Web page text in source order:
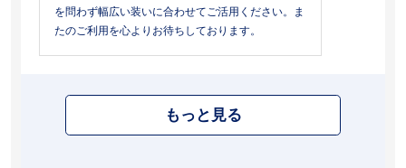
を問わず幅広い装いに合わせてご活用ください。ま
たのご利用を心よりお待ちしております。
もっと見る